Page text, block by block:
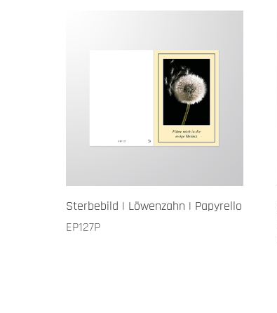
Sterbebild | Löwenzahn | Papyrello
EP127P